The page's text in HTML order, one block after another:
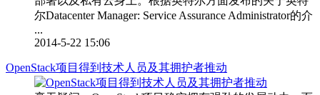
尔Datacenter Manager: Service Assurance Administrator的介
...
2014-5-22 15:06
OpenStack项目得到技术人员及其拥护者推动